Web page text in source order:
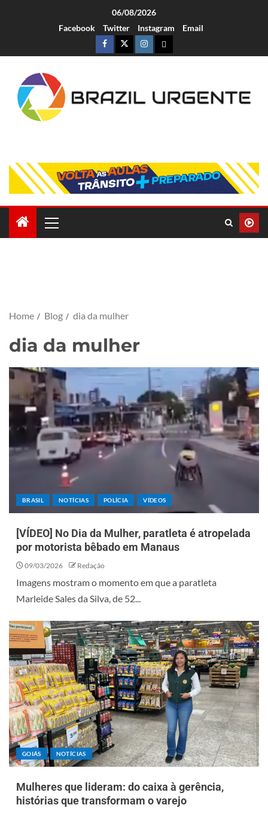
06/08/2026
Facebook
Twitter Instagram Email
Home Blog dia da mulher
dia da mulher
BRASIL NOTÍCIAS POLÍCIA VÍDEOS
[VÍDEO] No Dia da Mulher, paratleta é atropelada
por motorista bêbado em Manaus
09/03/2026 Redação
Imagens mostram o momento em que a paratleta
Marleide Sales da Silva, de 52...
GOIÁS NOTÍCIAS
Mulheres que lideram: do caixa à gerência,
histórias que transformam o varejo